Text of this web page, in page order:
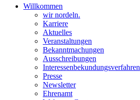
Willkommen
wir nordeln.
Karriere
Aktuelles
Veranstaltungen
Bekanntmachungen
Ausschreibungen
Interessen­bekundungsverfahren
Presse
Newsletter
Ehrenamt